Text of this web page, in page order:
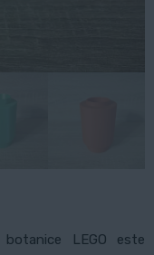
LEGO este